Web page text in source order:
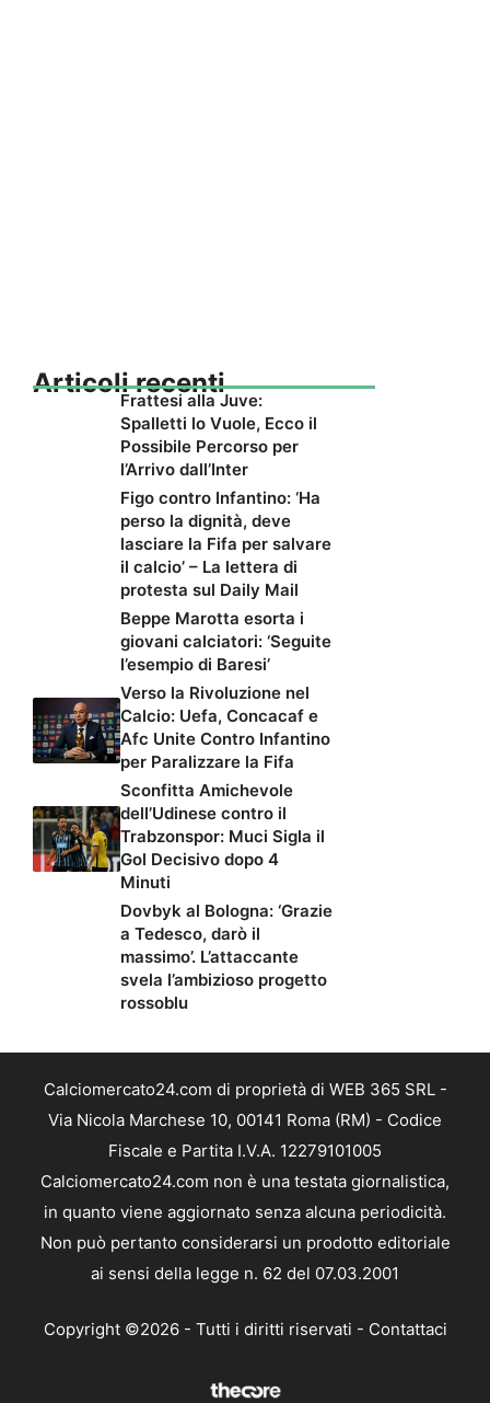
Articoli recenti
Frattesi alla Juve:
Spalletti lo Vuole, Ecco il
Possibile Percorso per
l’Arrivo dall’Inter
Figo contro Infantino: ‘Ha
perso la dignità, deve
lasciare la Fifa per salvare
il calcio’ – La lettera di
protesta sul Daily Mail
Beppe Marotta esorta i
giovani calciatori: ‘Seguite
l’esempio di Baresi’
Verso la Rivoluzione nel
Calcio: Uefa, Concacaf e
Afc Unite Contro Infantino
per Paralizzare la Fifa
Sconfitta Amichevole
dell’Udinese contro il
Trabzonspor: Muci Sigla il
Gol Decisivo dopo 4
Minuti
Dovbyk al Bologna: ‘Grazie
a Tedesco, darò il
massimo’. L’attaccante
svela l’ambizioso progetto
rossoblu
Calciomercato24.com di proprietà di WEB 365 SRL -
Via Nicola Marchese 10, 00141 Roma (RM) - Codice
Fiscale e Partita I.V.A. 12279101005
Calciomercato24.com non è una testata giornalistica,
in quanto viene aggiornato senza alcuna periodicità.
Non può pertanto considerarsi un prodotto editoriale
ai sensi della legge n. 62 del 07.03.2001
Copyright ©2026 - Tutti i diritti riservati - Contattaci